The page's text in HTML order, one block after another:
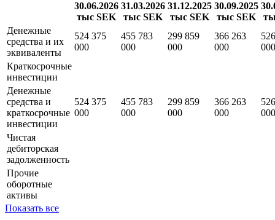
30.06.2026
тыс SEK
31.03.2026
тыс SEK
31.12.2025
тыс SEK
30.09.2025
тыс SEK
Денежные
средства и их
эквиваленты
524 375
000
455 783
000
299 859
000
366 263
000
000
Краткосрочные
инвестиции
Денежные
средства и
краткосрочные
инвестиции
524 375
000
455 783
000
299 859
000
366 263
000
000
Чистая
дебиторская
задолженность
Прочие
оборотные
активы
Показать все